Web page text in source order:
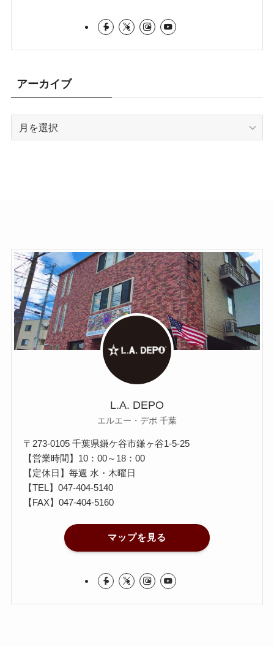
アーカイブ
L.A. DEPO
エルエー・デポ 千葉
〒273-0105 千葉県鎌ケ谷市鎌ヶ谷1-5-25
【営業時間】10：00～18：00
【定休日】毎週 水・木曜日
【TEL】047-404-5140
【FAX】047-404-5160
マップを見る